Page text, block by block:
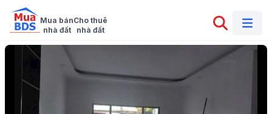
Mua bán
nhà đất
Cho thuê
nhà đất